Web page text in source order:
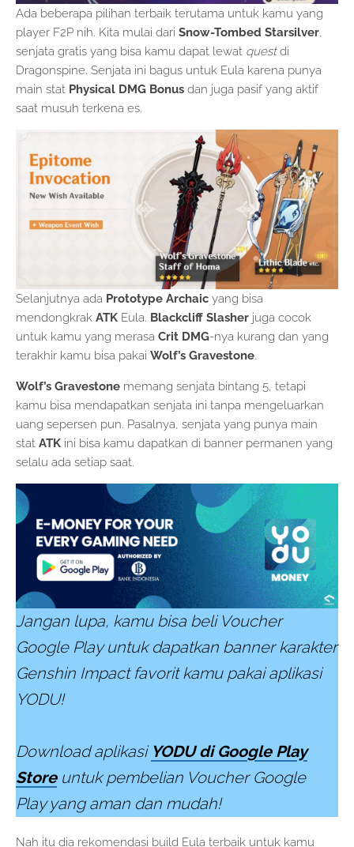
Ada beberapa pilihan terbaik terutama untuk kamu yang
player F2P nih. Kita mulai dari Snow-Tombed Starsilver,
senjata gratis yang bisa kamu dapat lewat questdi
Dragonspine. Senjata ini bagus untuk Eula karena punya
main stat Physical DMG Bonus dan juga pasif yang aktif
saat musuh terkena es.
Selanjutnya ada Prototype Archaic yang bisa
mendongkrak ATK Eula. Blackcliff Slasher juga cocok
untuk kamu yang merasa Crit DMG-nya kurang dan yang
terakhir kamu bisa pakai Wolf’s Gravestone.
Wolf’s Gravestone memang senjata bintang 5, tetapi
kamu bisa mendapatkan senjata ini tanpa mengeluarkan
uang sepersen pun. Pasalnya, senjata yang punya main
stat ATK ini bisa kamu dapatkan di banner permanen yang
selalu ada setiap saat.
Jangan lupa, kamu bisa beli Voucher
Google Play untuk dapatkan banner karakter
Genshin Impact favorit kamu pakai aplikasi
YODU!
Download aplikasi YODU di Google Play
Storeuntuk pembelian Voucher Google
Playyang aman dan mudah!
Nah itu dia rekomendasi build Eula terbaik untuk kamu